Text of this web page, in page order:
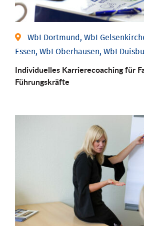
WbI Dortmund, WbI
Essen, WbI Oberhausen, WbI
Individu­elles Karrierecoaching für
Führungs­kräfte